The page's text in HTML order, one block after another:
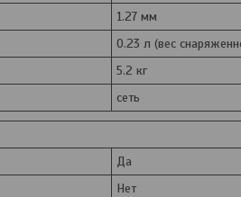
1.27 мм
0.23 л (вес
5.2 кг
сеть
Да
Нет